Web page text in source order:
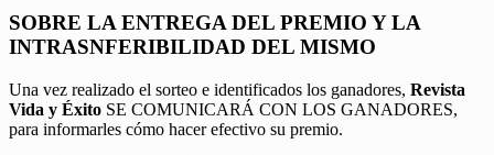
SOBRE LA ENTREGA DEL PREMIO Y LA
INTRASNFERIBILIDAD DEL MISMO
Una vez realizado el sorteo e identificados los ganadores, Revista
Vida y Éxito SE COMUNICARÁ CON LOS GANADORES,
para informarles cómo hacer efectivo su premio.